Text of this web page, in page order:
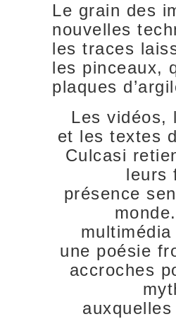
Le grain des
nouvelles
les traces
les pinceaux,
plaques
Les vidéos,
et les textes
Culcasi
leurs
présence
une poésie
accroches